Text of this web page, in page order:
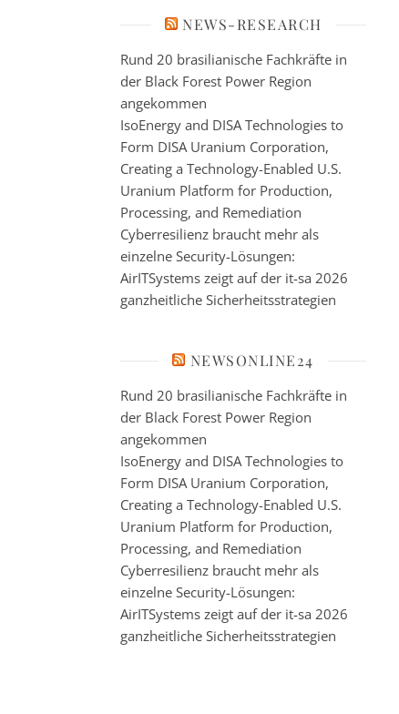
NEWS-RESEARCH
Rund 20 brasilianische Fachkräfte in
der Black Forest Power Region
angekommen
IsoEnergy and DISA Technologies to
Form DISA Uranium Corporation,
Creating a Technology-Enabled U.S.
Uranium Platform for Production,
Processing, and Remediation
Cyberresilienz braucht mehr als
einzelne Security-Lösungen:
AirITSystems zeigt auf der it-sa 2026
ganzheitliche Sicherheitsstrategien
NEWSONLINE24
Rund 20 brasilianische Fachkräfte in
der Black Forest Power Region
angekommen
IsoEnergy and DISA Technologies to
Form DISA Uranium Corporation,
Creating a Technology-Enabled U.S.
Uranium Platform for Production,
Processing, and Remediation
Cyberresilienz braucht mehr als
einzelne Security-Lösungen:
AirITSystems zeigt auf der it-sa 2026
ganzheitliche Sicherheitsstrategien